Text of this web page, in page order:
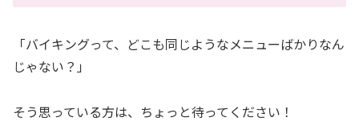
「バイキングって、どこも同じようなメニューばかりなん
じゃない？」
そう思っている方は、ちょっと待ってください！